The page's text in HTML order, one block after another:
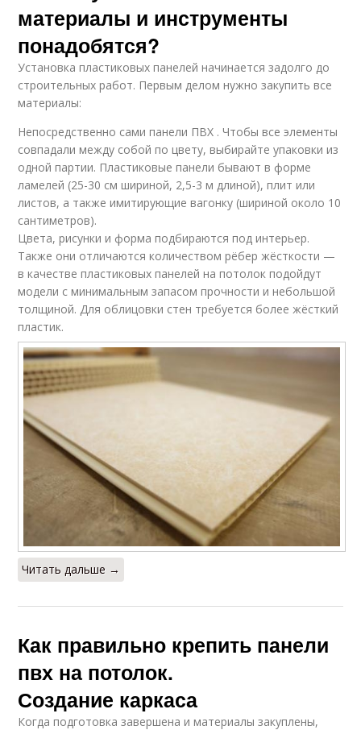
материалы и инструменты
понадобятся?
Установка пластиковых панелей начинается задолго до
строительных работ. Первым делом нужно закупить все
материалы:
Непосредственно сами панели ПВХ . Чтобы все элементы
совпадали между собой по цвету, выбирайте упаковки из
одной партии. Пластиковые панели бывают в форме
ламелей (25-30 см шириной, 2,5-3 м длиной), плит или
листов, а также имитирующие вагонку (шириной около 10
сантиметров).
Цвета, рисунки и форма подбираются под интерьер.
Также они отличаются количеством рёбер жёсткости —
в качестве пластиковых панелей на потолок подойдут
модели с минимальным запасом прочности и небольшой
толщиной. Для облицовки стен требуется более жёсткий
пластик.
Читать дальше →
Как правильно крепить панели
пвх на потолок.
Создание каркаса
Когда подготовка завершена и материалы закуплены,